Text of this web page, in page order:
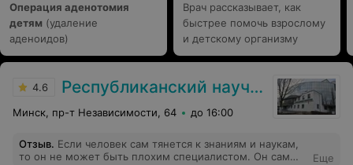
Операция аденотомия
детям (удаление
аденоидов)
Врач рассказывает, как
быстрее помочь взрослому
и детскому организму
4.6 Республиканский научно-практический центр детской хирургии
Минск, пр-т Независимости, 64 до 16:00
Отзыв. Если человек сам тянется к знаниям и наукам,
то он не может быть плохим специалистом. Он сам
Еще